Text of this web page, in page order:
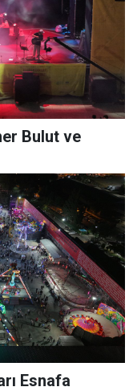
Bulut ve
Esnafa